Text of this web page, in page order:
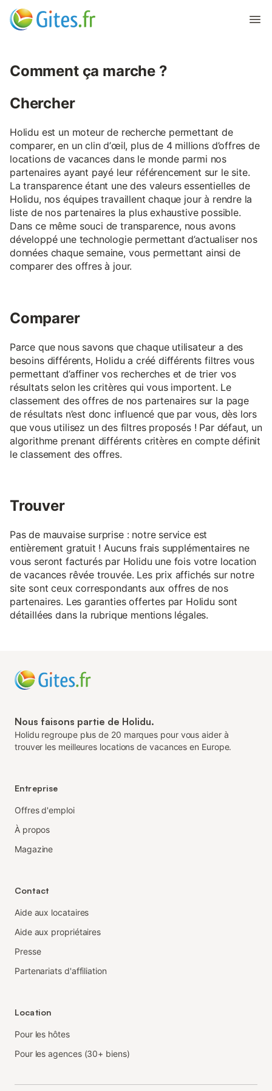
Comment ça marche ?
Chercher
Holidu est un moteur de recherche permettant de
comparer, en un clin d’œil, plus de 4 millions d’offres de
locations de vacances dans le monde parmi nos
partenaires ayant payé leur référencement sur le site.
La transparence étant une des valeurs essentielles de
Holidu, nos équipes travaillent chaque jour à rendre la
liste de nos partenaires la plus exhaustive possible.
Dans ce même souci de transparence, nous avons
développé une technologie permettant d’actualiser nos
données chaque semaine, vous permettant ainsi de
comparer des offres à jour.
Comparer
Parce que nous savons que chaque utilisateur a des
besoins différents, Holidu a créé différents filtres vous
permettant d’affiner vos recherches et de trier vos
résultats selon les critères qui vous importent. Le
classement des offres de nos partenaires sur la page
de résultats n’est donc influencé que par vous, dès lors
que vous utilisez un des filtres proposés ! Par défaut, un
algorithme prenant différents critères en compte définit
le classement des offres.
Trouver
Pas de mauvaise surprise : notre service est
entièrement gratuit ! Aucuns frais supplémentaires ne
vous seront facturés par Holidu une fois votre location
de vacances rêvée trouvée. Les prix affichés sur notre
site sont ceux correspondants aux offres de nos
partenaires. Les garanties offertes par Holidu sont
détaillées dans la rubrique mentions légales.
Nous faisons partie de Holidu.
Holidu regroupe plus de 20 marques pour vous aider à
trouver les meilleures locations de vacances en Europe.
Entreprise
Offres d'emploi
À propos
Magazine
Contact
Aide aux locataires
Aide aux propriétaires
Presse
Partenariats d'affiliation
Location
Pour les hôtes
Pour les agences (30+ biens)